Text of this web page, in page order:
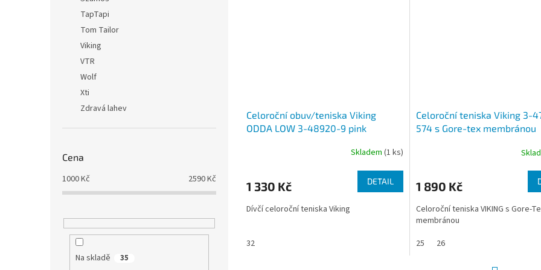
TapTapi
Tom Tailor
Viking
VTR
Wolf
Xti
Zdravá lahev
Cena
1000Kč 2590Kč
Na skladě 35
Celoroční obuv/teniska Viking
ODDA LOW 3-48920-9 pink
Skladem (1 ks)
1 330 Kč DETAIL
Dívčí celoroční teniska Viking
32
Celoroční teniska Viking 3-
574 s Gore-tex membránou
1 890 Kč
Celoroční teniska VIKING s Gore-
membránou
25
26